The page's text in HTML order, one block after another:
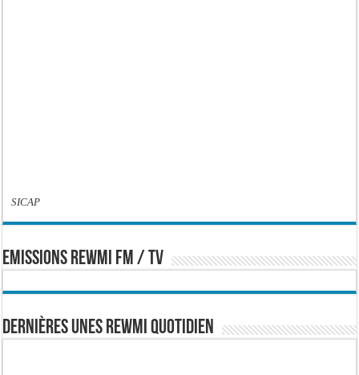
SICAP
EMISSIONS REWMI FM / TV
Dernières Unes Rewmi Quotidien